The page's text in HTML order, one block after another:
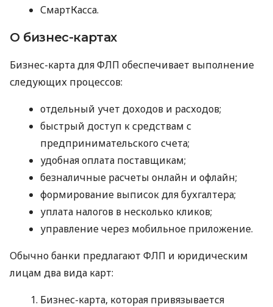
СмартКасса.
О бизнес-картах
Бизнес-карта для ФЛП обеспечивает выполнение
следующих процессов:
отдельный учет доходов и расходов;
быстрый доступ к средствам с
предпринимательского счета;
удобная оплата поставщикам;
безналичные расчеты онлайн и офлайн;
формирование выписок для бухгалтера;
уплата налогов в несколько кликов;
управление через мобильное приложение.
Обычно банки предлагают ФЛП и юридическим
лицам два вида карт:
Бизнес-карта, которая привязывается